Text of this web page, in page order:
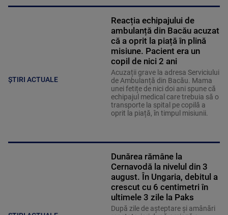
ȘTIRI ACTUALE
Reacția echipajului de
ambulanță din Bacău acuzat
că a oprit la piață în plină
misiune. Pacient era un
copil de nici 2 ani
Acuzații grave la adresa Serviciului
de Ambulanță din Bacău. Mama
unei fetițe de nici doi ani spune că
echipajul medical care trebuia să o
transporte la spital pe copilă a
oprit la piață, în timpul misiunii.
Dunărea rămâne la
Cernavodă la nivelul din 3
august. În Ungaria, debitul a
crescut cu 6 centimetri în
ultimele 3 zile la Paks
După zile de așteptare și amânări